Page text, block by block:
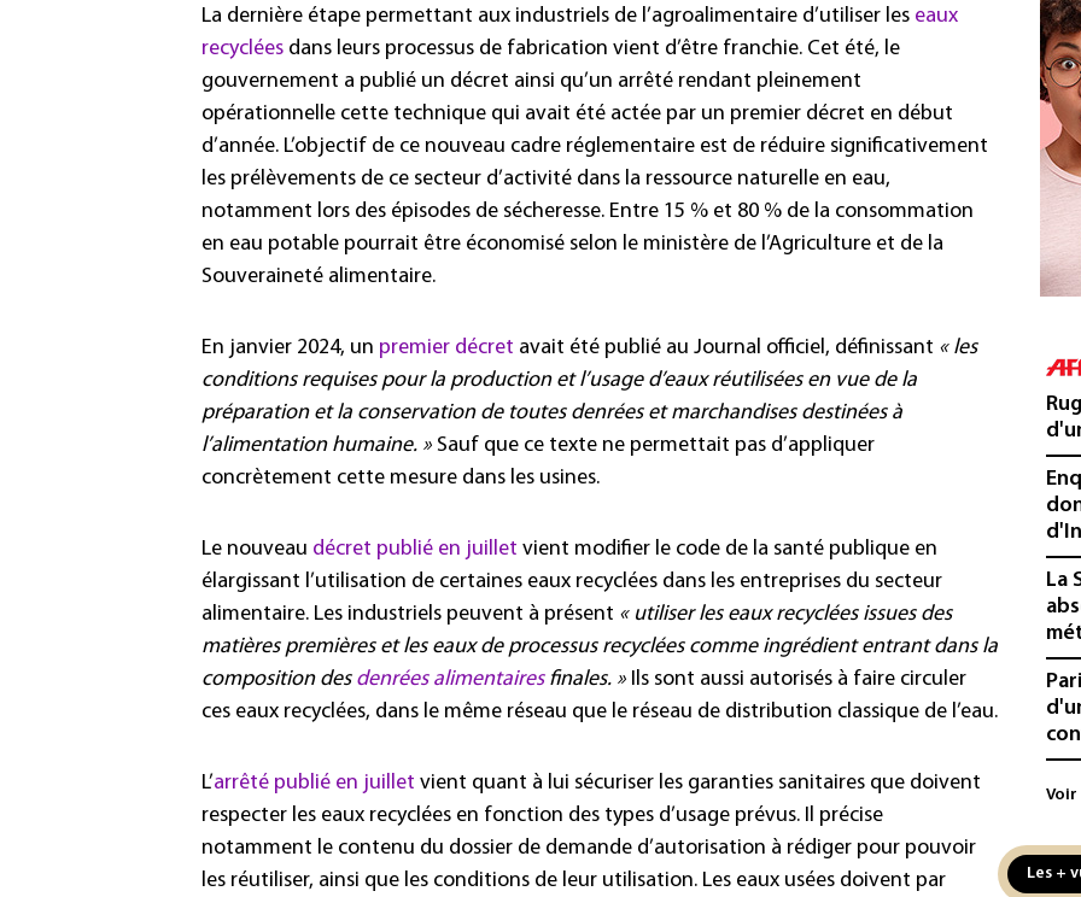
La dernière étape permettant aux industriels de l’agroalimentaire d’utiliser les eaux
recyclées dans leurs processus de fabrication vient d’être franchie. Cet été, le
gouvernement a publié un décret ainsi qu’un arrêté rendant pleinement
opérationnelle cette technique qui avait été actée par un premier décret en début
d’année. L’objectif de ce nouveau cadre réglementaire est de réduire significativement
les prélèvements de ce secteur d’activité dans la ressource naturelle en eau,
notamment lors des épisodes de sécheresse. Entre 15 % et 80 % de la consommation
en eau potable pourrait être économisé selon le ministère de l’Agriculture et de la
Souveraineté alimentaire.
En janvier 2024, un premier décret avait été publié au Journal officiel, définissant « les
conditions requises pour la production et l’usage d’eaux réutilisées en vue de la
préparation et la conservation de toutes denrées et marchandises destinées à
l’alimentation humaine. » Sauf que ce texte ne permettait pas d’appliquer
concrètement cette mesure dans les usines.
Le nouveau décret publié en juillet vient modifier le code de la santé publique en
élargissant l’utilisation de certaines eaux recyclées dans les entreprises du secteur
alimentaire. Les industriels peuvent à présent « utiliser les eaux recyclées issues des
matières premières et les eaux de processus recyclées comme ingrédient entrant dans la
composition des denrées alimentairesfinales. » Ils sont aussi autorisés à faire circuler
ces eaux recyclées, dans le même réseau que le réseau de distribution classique de l’eau.
L’arrêté publié en juillet vient quant à lui sécuriser les garanties sanitaires que doivent
respecter les eaux recyclées en fonction des types d’usage prévus. Il précise
notamment le contenu du dossier de demande d’autorisation à rédiger pour pouvoir
les réutiliser, ainsi que les conditions de leur utilisation. Les eaux usées doivent par
La
Voir
Les +